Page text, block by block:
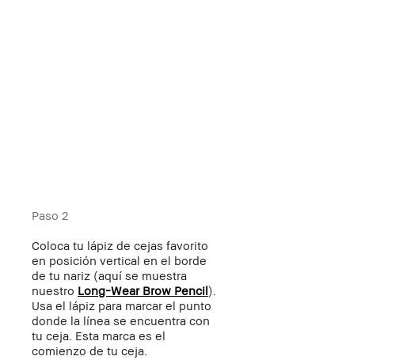
Paso 2
Coloca tu lápiz de cejas favorito
en posición vertical en el borde
de tu nariz (aquí se muestra
nuestro Long-Wear Brow Pencil).
Usa el lápiz para marcar el punto
donde la línea se encuentra con
tu ceja. Esta marca es el
comienzo de tu ceja.